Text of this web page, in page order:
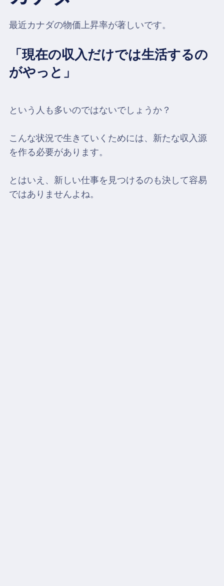
最近カナダの物価上昇率が著しいです。
「現在の収入だけでは生活するの
がやっと」
という人も多いのではないでしょうか？
こんな状況で生きていくためには、新たな収入源
を作る必要があります。
とはいえ、新しい仕事を見つけるのも決して容易
ではありませんよね。